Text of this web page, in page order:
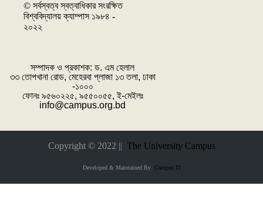
© সর্বস্বত্ব স্বত্বাধিকার সংরক্ষিত
বিশ্ববিদ্যালয় ক্যাম্পাস ১৯৮৪ -
২০২২
সম্পাদক ও প্রকাশক: ‌ড. এম হেলাল
৩৩ তোপখানা রোড, মেহেরবা প্লাজা ১৩ তলা, ঢাকা
-১০০০
ফোনঃ ৯৫৬০২২৫, ৯৫৫০০৫৫, ই-মেইলঃ
info@campus.org.bd
Copyright © 2022 || The University Campus
Developed & Maintained ByCampus IT